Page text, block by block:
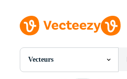
Vecteurs
Toutes Images